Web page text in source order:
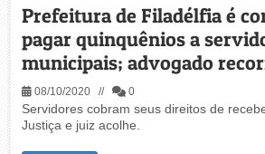
Prefeitura de Filadélfia é
pagar quinquênios a
municipais; advogado
08/10/2020 // 0
Servidores cobram seus direitos de
Justiça e juiz acolhe.